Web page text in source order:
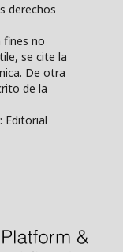
derechos
fines no
se cite la
De otra
de la
Editorial